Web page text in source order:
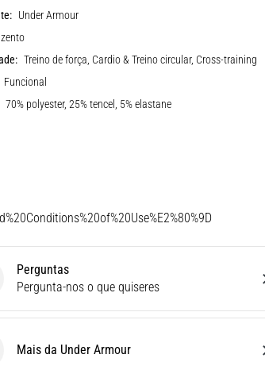
Under Armour
Treino de força, Cardio & Treino circular, Cross-training
Funcional
70% polyester, 25% tencel, 5% elastane
Perguntas
Pergunta-nos o que quiseres
Armour
Mais da Under Armour